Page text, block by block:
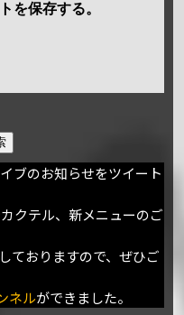
を保存する。
ブのお知らせをツイート
クテル、新メニューのご
ておりますので、ぜひご
ネルができました。